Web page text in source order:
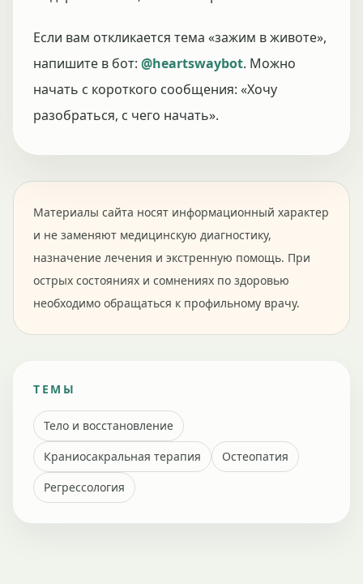
Если вам откликается тема «зажим в животе»,
напишите в бот: @heartswaybot. Можно
начать с короткого сообщения: «Хочу
разобраться, с чего начать».
Материалы сайта носят информационный характер
и не заменяют медицинскую диагностику,
назначение лечения и экстренную помощь. При
острых состояниях и сомнениях по здоровью
необходимо обращаться к профильному врачу.
ТЕМЫ
Тело и восстановление
Краниосакральная терапия
Остеопатия
Регрессология